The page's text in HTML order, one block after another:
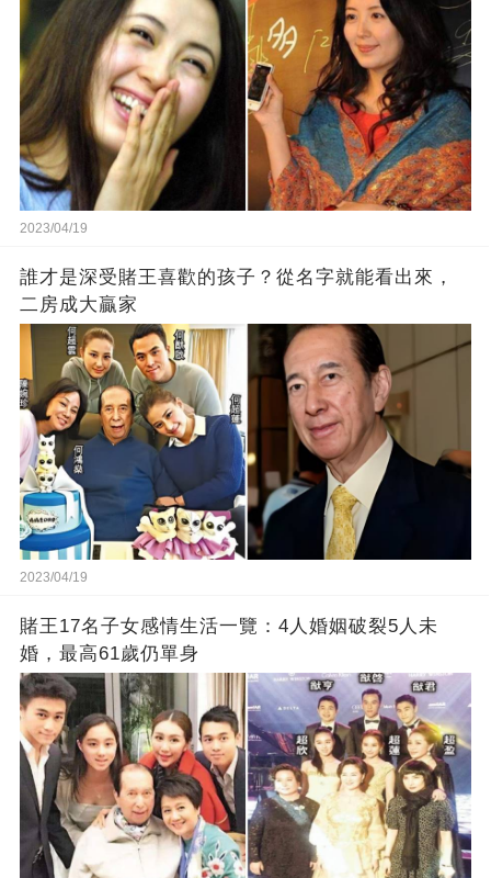
2023/04/19
誰才是深受賭王喜歡的孩子？從名字就能看出來，
二房成大贏家
2023/04/19
賭王17名子女感情生活一覽：4人婚姻破裂5人未
婚，最高61歲仍單身